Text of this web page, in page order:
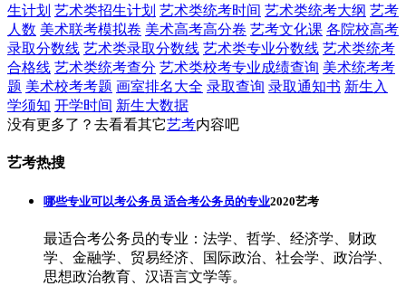
生计划 艺术类招生计划 艺术类统考时间 艺术类统考大纲 艺考
人数 美术联考模拟卷 美术高考高分卷 艺考文化课 各院校高考
录取分数线 艺术类录取分数线 艺术类专业分数线 艺术类统考
合格线 艺术类统考查分 艺术类校考专业成绩查询 美术统考考
题 美术校考考题 画室排名大全 录取查询 录取通知书 新生入
学须知 开学时间 新生大数据
没有更多了？去看看其它艺考内容吧
艺考热搜
哪些专业可以考公务员 适合考公务员的专业2020艺考
最适合考公务员的专业：法学、哲学、经济学、财政
学、金融学、贸易经济、国际政治、社会学、政治学、
思想政治教育、汉语言文学等。